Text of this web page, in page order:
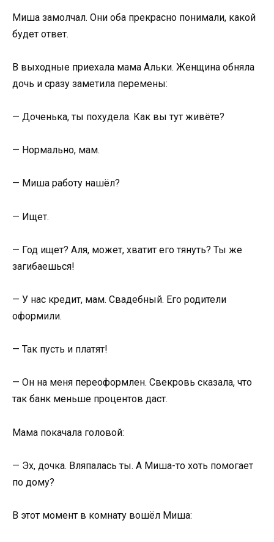
Миша замолчал. Они оба прекрасно понимали, какой
будет ответ.
В выходные приехала мама Альки. Женщина обняла
дочь и сразу заметила перемены:
— Доченька, ты похудела. Как вы тут живёте?
— Нормально, мам.
— Миша работу нашёл?
— Ищет.
— Год ищет? Аля, может, хватит его тянуть? Ты же
загибаешься!
— У нас кредит, мам. Свадебный. Его родители
оформили.
— Так пусть и платят!
— Он на меня переоформлен. Свекровь сказала, что
так банк меньше процентов даст.
Мама покачала головой:
— Эх, дочка. Вляпалась ты. А Миша-то хоть помогает
по дому?
В этот момент в комнату вошёл Миша: